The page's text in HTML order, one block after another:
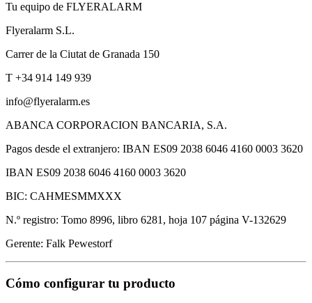
Tu equipo de FLYERALARM
Flyeralarm S.L.
Carrer de la Ciutat de Granada 150
T +34 914 149 939
info@flyeralarm.es
ABANCA CORPORACION BANCARIA, S.A.
Pagos desde el extranjero: IBAN ES09 2038 6046 4160 0003 3620
IBAN ES09 2038 6046 4160 0003 3620
BIC: CAHMESMMXXX
N.º registro: Tomo 8996, libro 6281, hoja 107 página V-132629
Gerente: Falk Pewestorf
Cómo configurar tu producto